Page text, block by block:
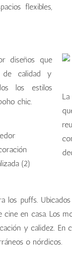
flexibles,
diseños que
de calidad y
los estilos
chic.
los puffs.
en casa. Los
y calidez. En
o nórdicos.